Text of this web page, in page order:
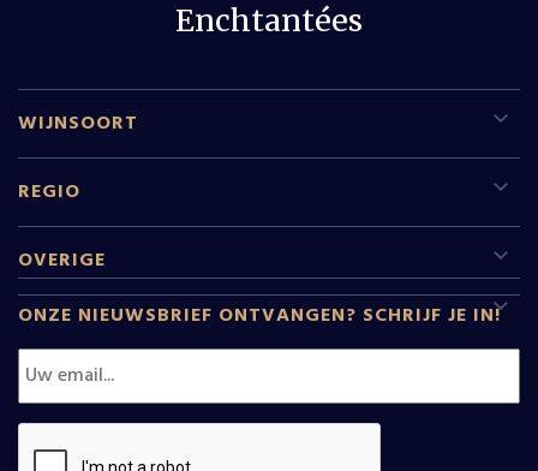
Enchtantées
WIJNSOORT
Rode wijn
Witte wijn
Mousserende wijn
Dessertwijn
Rose
Alle wijnen
REGIO
Sud Pfalz
Champagne
Rhone
D.O. Monstant
Douro
OVERIGE
Wijnen
Relatiegeschenken
Wijnmakers
Nieuws
Leeftijdscheck
ONZE NIEUWSBRIEF ONTVANGEN? SCHRIJF JE IN!